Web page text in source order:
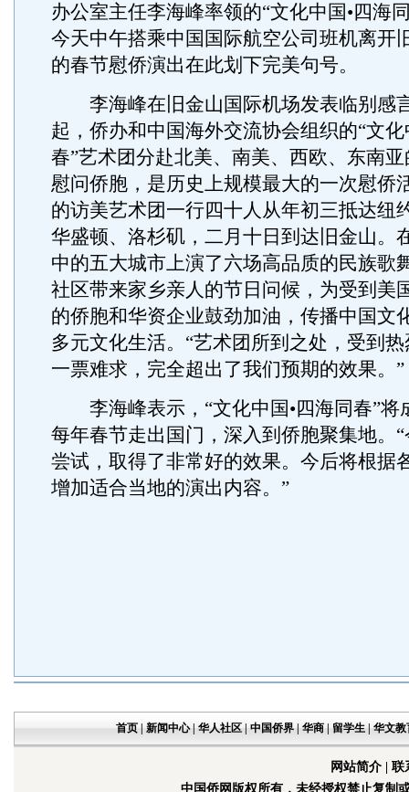
办公室主任李海峰率领的“文化中国•四海
今天中午搭乘中国国际航空公司班机离开
的春节慰侨演出在此划下完美句号。
李海峰在旧金山国际机场发表临别感
起，侨办和中国海外交流协会组织的“文化
春”艺术团分赴北美、南美、西欧、东南
慰问侨胞，是历史上规模最大的一次慰侨
的访美艺术团一行四十人从年初三抵达纽
华盛顿、洛杉矶，二月十日到达旧金山。
中的五大城市上演了六场高品质的民族歌
社区带来家乡亲人的节日问候，为受到美
的侨胞和华资企业鼓劲加油，传播中国文
多元文化生活。“艺术团所到之处，受到
一票难求，完全超出了我们预期的效果。”
李海峰表示，“文化中国•四海同春”将
每年春节走出国门，深入到侨胞聚集地。
尝试，取得了非常好的效果。今后将根据
增加适合当地的演出内容。”
首页| 新闻中心| 华人社区| 中国侨界| 华商| 留学生| 华文教
网站简介| 联
中国侨网版权所有，未经授权禁止复制